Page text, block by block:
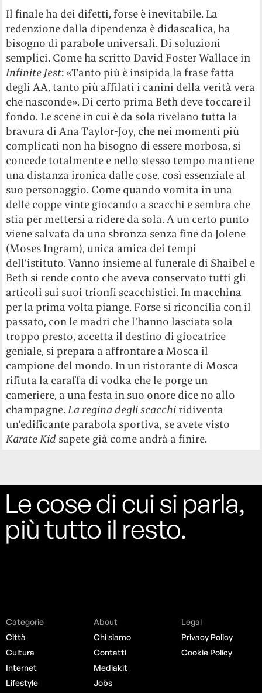
Il finale ha dei difetti, forse è inevitabile. La
redenzione dalla dipendenza è didascalica, ha
bisogno di parabole universali. Di soluzioni
semplici. Come ha scritto David Foster Wallace in
Infinite Jest: «Tanto più è insipida la frase fatta
degli AA, tanto più affilati i canini della verità vera
che nasconde». Di certo prima Beth deve toccare il
fondo. Le scene in cui è da sola rivelano tutta la
bravura di Ana Taylor-Joy, che nei momenti più
complicati non ha bisogno di essere morbosa, si
concede totalmente e nello stesso tempo mantiene
una distanza ironica dalle cose, così essenziale al
suo personaggio. Come quando vomita in una
delle coppe vinte giocando a scacchi e sembra che
stia per mettersi a ridere da sola. A un certo punto
viene salvata da una sbronza senza fine da Jolene
(Moses Ingram), unica amica dei tempi
dell’istituto. Vanno insieme al funerale di Shaibel e
Beth si rende conto che aveva conservato tutti gli
articoli sui suoi trionfi scacchistici. In macchina
per la prima volta piange. Forse si riconcilia con il
passato, con le madri che l’hanno lasciata sola
troppo presto, accetta il destino di giocatrice
geniale, si prepara a affrontare a Mosca il
campione del mondo. In un ristorante di Mosca
rifiuta la caraffa di vodka che le porge un
cameriere, a una festa in suo onore dice no allo
champagne.La regina degli scacchi ridiventa
un’edificante parabola sportiva, se avete visto
Karate Kid sapete già come andrà a finire.
Le cose di cui si parla,
più tutto il resto.
Categorie
Città
Cultura
Internet
Lifestyle
About
Chi siamo
Contatti
Mediakit
Jobs
Legal
Privacy Policy
Cookie Policy